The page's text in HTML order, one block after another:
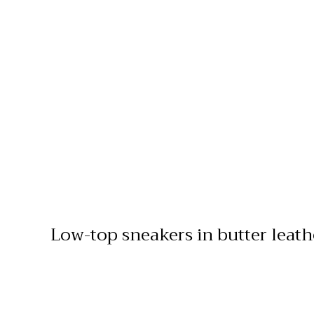
Low-top sneakers in butter